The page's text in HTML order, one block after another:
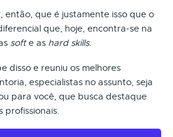
então, que é justamente isso que o
que, hoje, encontra-se na
softe as hard skills.
disso e reuniu os melhores
especialistas no assunto, seja
para você, que busca destaque
profissionais.